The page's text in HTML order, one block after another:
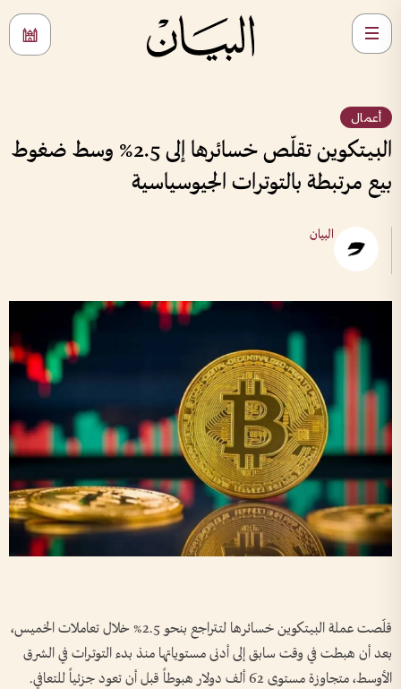
أعمال
البيتكوين تقلّص خسائرها إلى 2.5% وسط ضغوط
بيع مرتبطة بالتوترات الجيوسياسية
البيان
قلّصت عملة البيتكوين خسائرها لتتراجع بنحو 2.5% خلال تعاملات الخميس،
بعد أن هبطت في وقت سابق إلى أدنى مستوياتها منذ بدء التوترات في الشرق
الأوسط، متجاوزة مستوى 62 ألف دولار هبوطاً قبل أن تعود جزئياً للتعافي.